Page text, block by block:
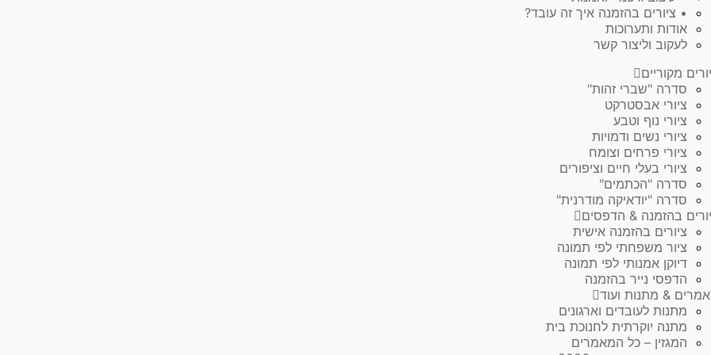
• ציורים בהזמנה איך זה עובד?
אודות ותערוכות
לעקוב וליצור קשר
מקוריים
סדרה "שברי זהות"
ציורי אבסטרקט
ציורי נוף וטבע
ציורי נשים ודמויות
ציורי פרחים וצומח
ציורי בעלי חיים וציפורים
סדרה "הכתמים"
סדרה "יודאיקה מודרנית"
בהזמנה & הדפסים
ציורים בהזמנה אישית
ציור משפחתי לפי תמונה
דיוקן אמנותי לפי תמונה
הדפסי נייר בהזמנה
& מתנות ועוד
מתנות לעובדים וארגונים
מתנה יוקרתית לחנוכת בית
המגזין – כל המאמרים